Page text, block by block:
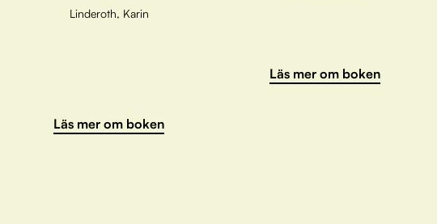
Linderoth, Karin
Läs mer om boken
Läs mer om boken